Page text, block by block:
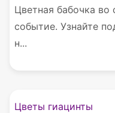
Цветная бабочка
событие. Узнайте
н...
Цветы гиацинты